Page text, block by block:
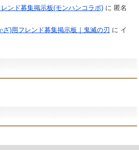
レンド募集掲示板(モンハンコラボ)に 匿名
ざ)用フレンド募集掲示板｜鬼滅の刃 に イ